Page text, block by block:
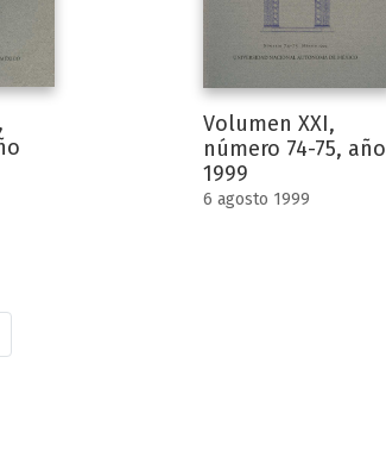
Volumen XXI,
número 74-75, año
1999
6 agosto 1999